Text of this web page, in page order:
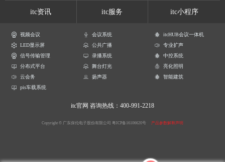
itc资讯 itc服务 itc小程序
视频会议 会议系统
itcHUB会议一体机
LED显示屏
公共广播
专业扩声
信号传输管理
录播系统
中控系统
分布式平台
舞台灯光
亮化照明
云会务
扬声器
智能建筑
pis车载系统
itc官网 咨询热线：400-991-2218
Copyright © 广东保伦电子股份有限公司 粤ICP备16106620号 产品参数解释声明